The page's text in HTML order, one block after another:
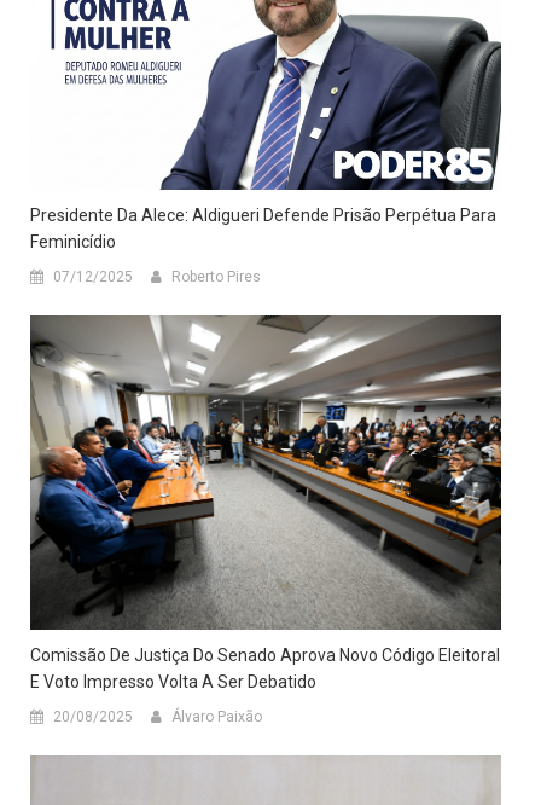
Presidente Da Alece: Aldigueri Defende Prisão Perpétua Para
Feminicídio
07/12/2025 Roberto Pires
Comissão De Justiça Do Senado Aprova Novo Código Eleitoral
E Voto Impresso Volta A Ser Debatido
20/08/2025 Álvaro Paixão